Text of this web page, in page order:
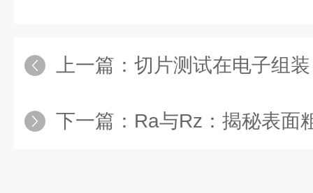
上一篇： 切片测试在电子组装（
下一篇： Ra与Rz：揭秘表面粗糙